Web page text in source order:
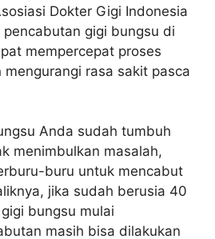
Dokter Gigi Indonesia
pencabutan gigi bungsu di
mempercepat proses
rasa sakit pasca
Anda sudah tumbuh
menimbulkan masalah,
buru untuk mencabut
jika sudah berusia 40
bungsu mulai
masih bisa dilakukan